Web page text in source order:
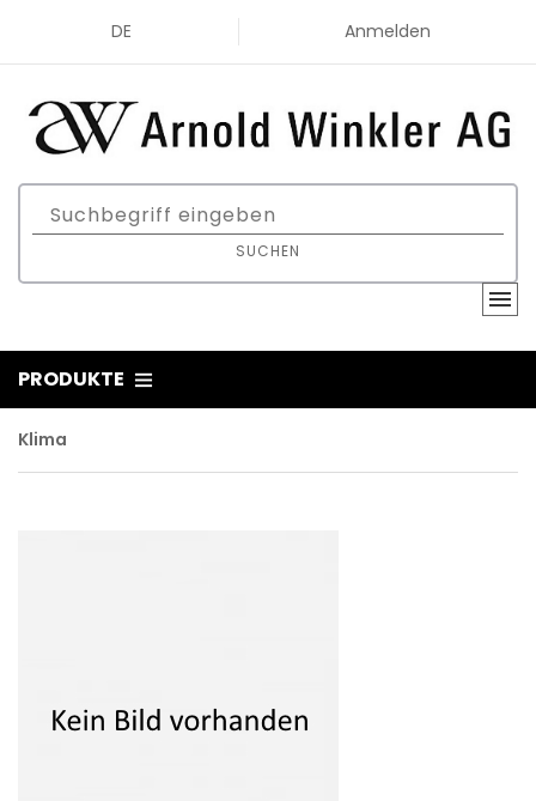
DE Anmelden
SUCHEN
PRODUKTE
Klima